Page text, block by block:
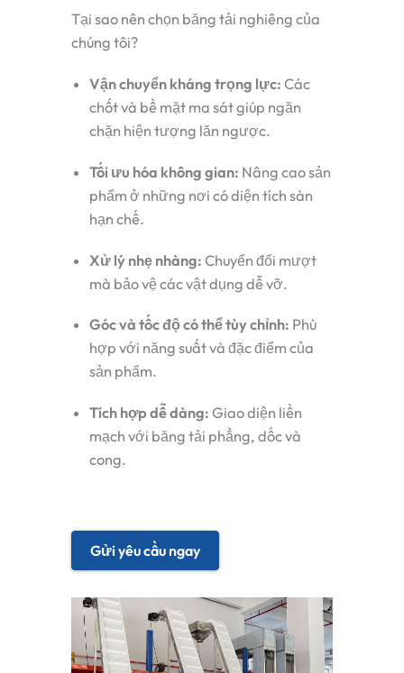
Tại sao nên chọn băng tải nghiêng của
chúng tôi?
Vận chuyển kháng trọng lực: Các
chốt và bề mặt ma sát giúp ngăn
chặn hiện tượng lăn ngược.
Tối ưu hóa không gian: Nâng cao sản
phẩm ở những nơi có diện tích sàn
hạn chế.
Xử lý nhẹ nhàng: Chuyển đổi mượt
mà bảo vệ các vật dụng dễ vỡ.
Góc và tốc độ có thể tùy chỉnh: Phù
hợp với năng suất và đặc điểm của
sản phẩm.
Tích hợp dễ dàng: Giao diện liền
mạch với băng tải phẳng, dốc và
cong.
Gửi yêu cầu ngay